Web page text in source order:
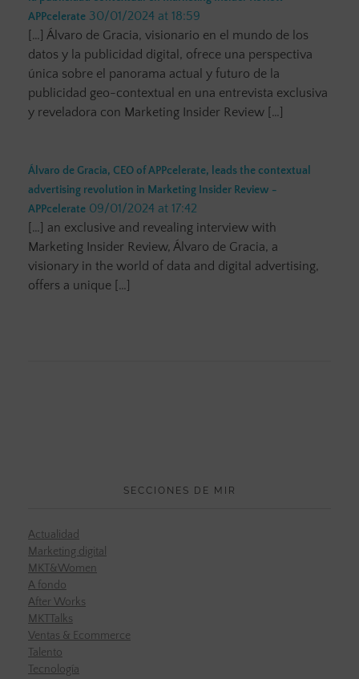
APPcelerate 30/01/2024 at 18:59
[…] Álvaro de Gracia, visionario en el mundo de los
datos y la publicidad digital, ofrece una perspectiva
única sobre el panorama actual y futuro de la
publicidad geo-contextual en una entrevista exclusiva
y reveladora con Marketing Insider Review […]
Álvaro de Gracia, CEO of APPcelerate, leads the contextual
advertising revolution in Marketing Insider Review -
APPcelerate 09/01/2024 at 17:42
[…] an exclusive and revealing interview with
Marketing Insider Review, Álvaro de Gracia, a
visionary in the world of data and digital advertising,
offers a unique […]
SECCIONES DE MIR
Actualidad
Marketing digital
MKT&Women
A fondo
After Works
MKTTalks
Ventas & Ecommerce
Talento
Tecnología